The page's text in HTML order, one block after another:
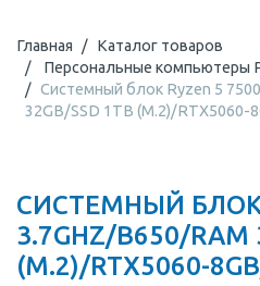
Главная
Каталог товаров
Персональные компьютеры
Системный блок Ryzen 5
32GB/SSD 1TB (M.2)/RTX5060-
СИСТЕМНЫЙ БЛОК
3.7GHZ/B650/RAM
(M.2)/RTX5060-